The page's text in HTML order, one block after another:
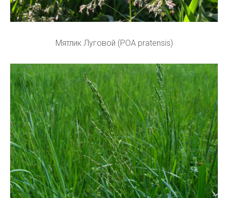
Мятлик Луговой (POA pratensis)